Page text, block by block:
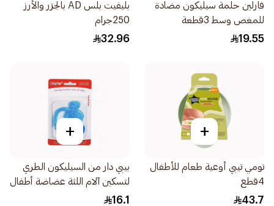
فارلين حلمة سيليكون مضادة
للمغص وسط 3قطعة
19.55
بليفيت بلس AD بالجزر والأرز
250جرام
32.96
+
تومي تيبي أوعية طعام للأطفال
4قطع
43.7
+
بيبي دار من السيليكون الطري
لتسكين آلام اللثة عضاضة أطفال
1قطعة16.1